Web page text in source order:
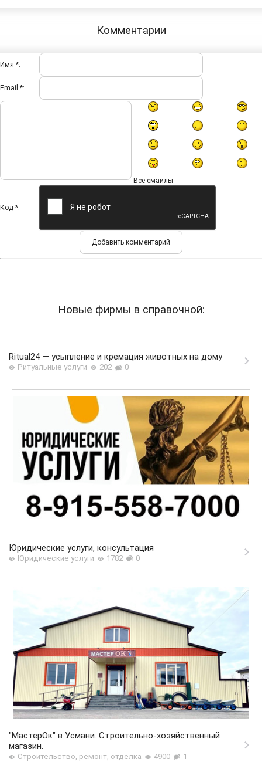
Комментарии
Имя *:
Email *:
Все смайлы
Код *:
Новые фирмы в справочной:
Ritual24 — усыпление и кремация животных на дому
Ритуальные услуги 202 0
Юридические услуги, консультация
Юридические услуги 1782 0
"МастерОк" в Усмани. Строительно-хозяйственный
магазин.
Строительство, ремонт, отделка 4900 1